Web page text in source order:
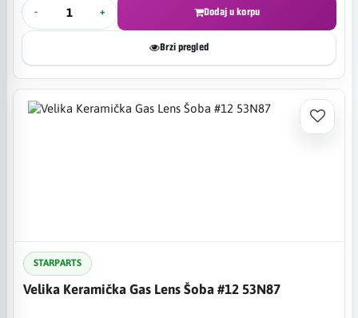
- + Dodaj u korpu
Brzi pregled
STARPARTS
Velika Keramička Gas Lens Šoba #12 53N87